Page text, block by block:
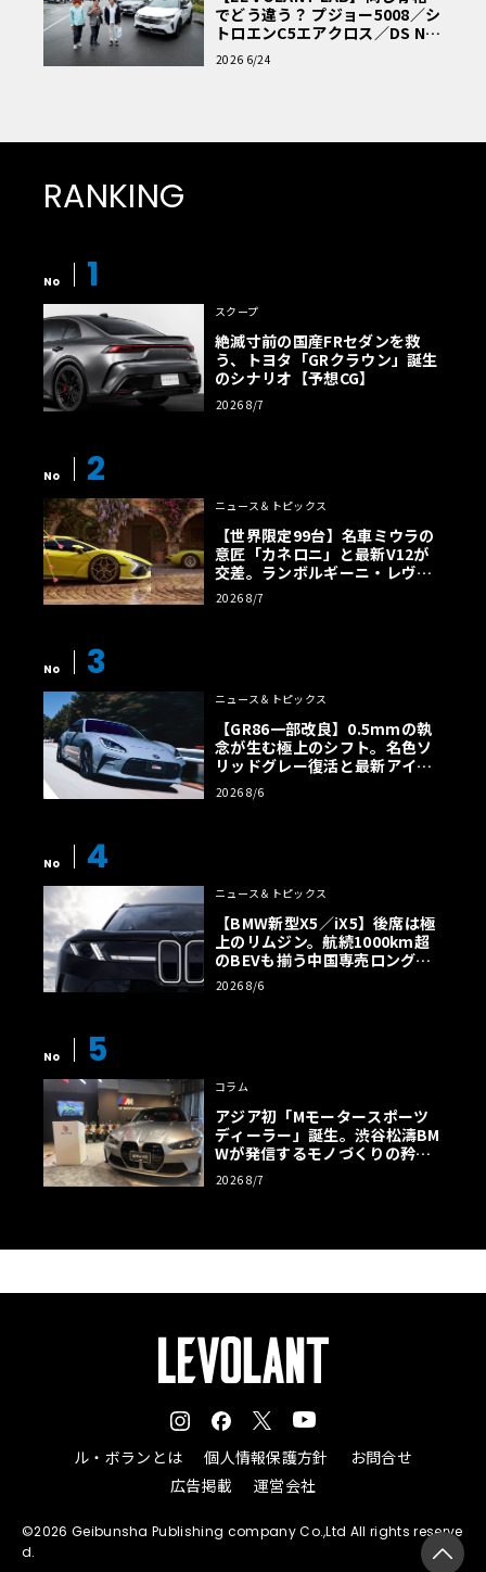
でどう違う？ プジョー5008／シ
トロエンC5エアクロス／DS Nº4
読者一気乗りレポート
2026 6/24
RANKING
No 1
スクープ
絶滅寸前の国産FRセダンを救
う、トヨタ「GRクラウン」誕生
のシナリオ【予想CG】
2026 8/7
No 2
ニュース＆トピックス
【世界限定99台】名車ミウラの
意匠「カネロニ」と最新V12が
交差。ランボルギーニ・レヴエ
ルトに60周年記念車が登場
2026 8/7
No 3
ニュース＆トピックス
【GR86一部改良】0.5mmの執
念が生む極上のシフト。名色ソ
リッドグレー復活と最新アイサ
イトでFRの極みへ
2026 8/6
No 4
ニュース＆トピックス
【BMW新型X5／iX5】後席は極
上のリムジン。航続1000km超
のBEVも揃う中国専売ロング仕
様の全貌
2026 8/6
No 5
コラム
アジア初「Mモータースポーツ
ディーラー」誕生。渋谷松濤BM
Wが発信するモノづくりの矜持
【木下隆之コラム】
2026 8/7
ル・ボランとは 個人情報保護方針
お問合せ
広告掲載
運営会社
©2026 Geibunsha Publishing company Co.,Ltd All rights reserve
d.